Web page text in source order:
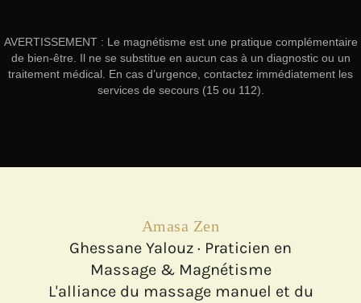
AVERTISSEMENT : Le magnétisme est une pratique complémentaire
de bien-être. Il ne se substitue en aucun cas à un diagnostic ou un
traitement médical. En cas d’urgence, contactez immédiatement les
services de secours (15 ou 112).
Amasa Zen
Ghessane Yalouz · Praticien en
Massage & Magnétisme
L'alliance du massage manuel et du